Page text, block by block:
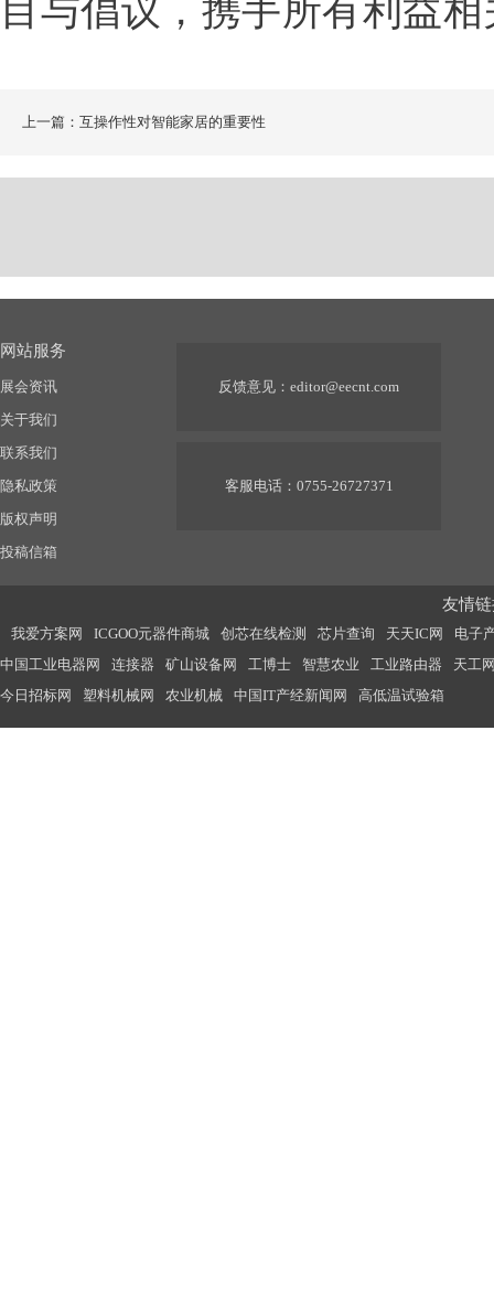
目与倡议，携手所有利益
上一篇：互操作性对智能家居的重要性
网站服务
展会资讯
关于我们
联系我们
隐私政策
版权声明
投稿信箱
反馈意见： editor@eecnt.com
客服电话：0755-26727371
友情
我爱方案网 ICGOO元器件商城 创芯在线检测 芯片查询 天天IC网
电子
中国工业电器网
连接器 矿山设备网 工博士 智慧农业 工业路由器
天工
今日招标网
塑料机械网 农业机械 中国IT产经新闻网 高低温试验箱